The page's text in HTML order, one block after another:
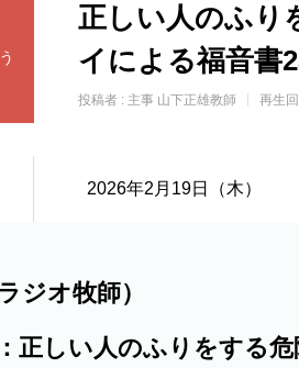
正しい人のふり
イによる福音書
投稿者 : 主事 山下正雄教師 再生
2026年2月19日（木）
ジオ牧師）
正しい人のふりをする危